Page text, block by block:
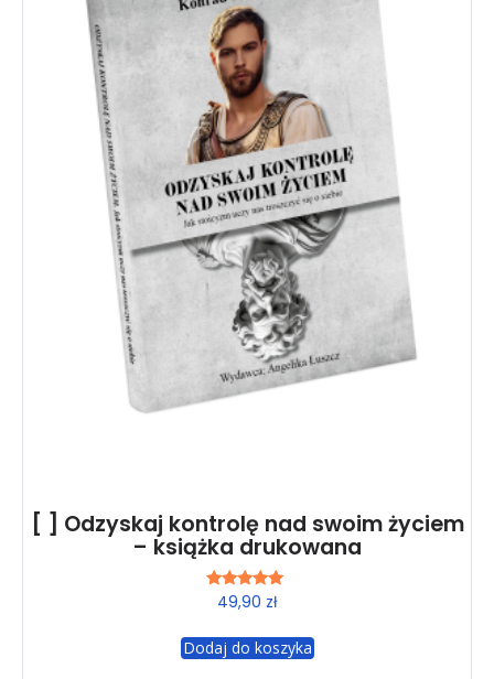
[ ] Odzyskaj kontrolę nad swoim życiem
– książka drukowana
Oceniono
5.00
49,90 zł
Dodaj do koszyka